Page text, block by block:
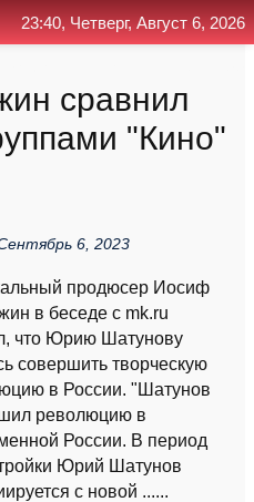
сравнил
"Кино"
6, 2023
продюсер Иосиф
в беседе с mk.ru
что Юрию Шатунову
совершить творческую
в России. "Шатунов
революцию в
России. В период
Юрий Шатунов
с новой ......
23:40, Четверг, Август 6, 2026